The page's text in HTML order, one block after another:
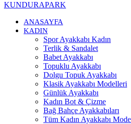
KUNDURAPARK
ANASAYFA
KADIN
Spor Ayakkabı Kadın
Terlik & Sandalet
Babet Ayakkabı
Topuklu Ayakkabı
Dolgu Topuk Ayakkabı
Klasik Ayakkabı Modelleri
Günlük Ayakkabı
Kadın Bot & Çizme
Bağ Bahçe Ayakkabıları
Tüm Kadın Ayakkabı